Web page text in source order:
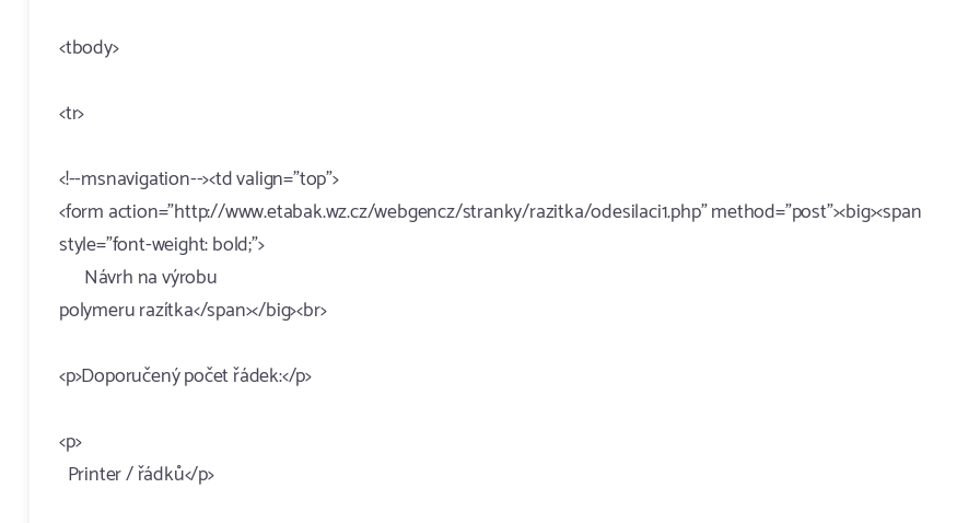
<tbody>
<tr>
<!--msnavigation--><td valign="top">
<form action="http://www.etabak.wz.cz/webgencz/stranky/razitka/odesilaci1.php" method="post"><big><span
style="font-weight: bold;">
Návrh na výrobu
polymeru razítka</span></big><br>
<p>Doporučený počet řádek:</p>
<p>
Printer / řádků</p>